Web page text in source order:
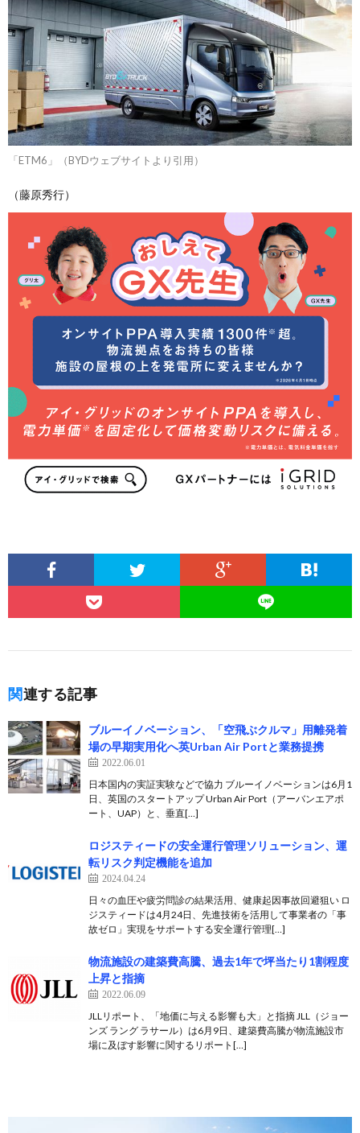
「ETM6」（BYDウェブサイトより引用）
（藤原秀行）
関連する記事
ブルーイノベーション、「空飛ぶクルマ」用離発着
場の早期実用化へ英Urban Air Portと業務提携
2022.06.01
日本国内の実証実験などで協力 ブルーイノベーションは6月1
日、英国のスタートアップ Urban Air Port（アーバンエアポ
ート、UAP）と、垂直[…]
ロジスティードの安全運行管理ソリューション、運
転リスク判定機能を追加
2024.04.24
日々の血圧や疲労問診の結果活用、健康起因事故回避狙い ロ
ジスティードは4月24日、先進技術を活用して事業者の「事
故ゼロ」実現をサポートする安全運行管理[…]
物流施設の建築費高騰、過去1年で坪当たり1割程度
上昇と指摘
2022.06.09
JLLリポート、「地価に与える影響も大」と指摘 JLL（ジョー
ンズ ラング ラサール）は6月9日、建築費高騰が物流施設市
場に及ぼす影響に関するリポート[…]